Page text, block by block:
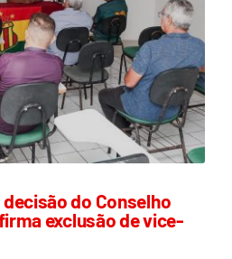
do Conselho
exclusão de vice-